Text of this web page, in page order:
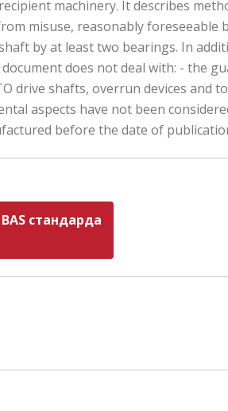
machinery. It describes
misuse, reasonably foreseeable
by at least two bearings. In
does not deal with: - the
drive shafts, overrun devices and
aspects have not been
before the date of
стандарда